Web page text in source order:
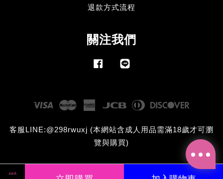
退款方式流程
關注我們
Facebook
Visa Master AmericanJCB
Diners
客服LINE:@298rwuxj (本網站含成人用品需滿18歲才可瀏
覽與購買)